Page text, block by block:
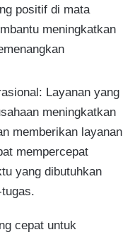
positif di mata
meningkatkan
Layanan yang
meningkatkan
memberikan layanan
mempercepat
yang dibutuhkan
cepat untuk